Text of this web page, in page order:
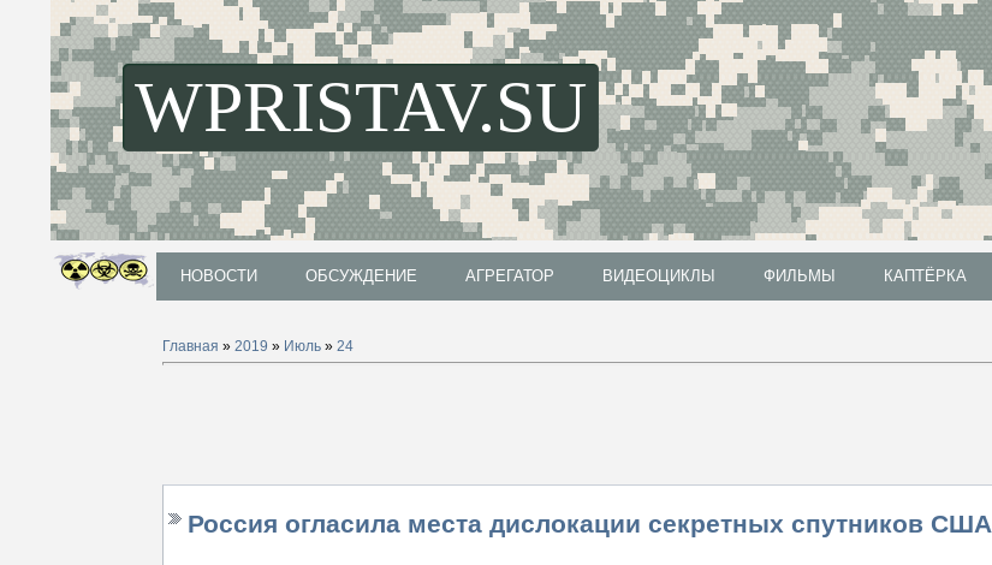
WPRISTAV.SU
НОВОСТИ ОБСУЖДЕНИЕ АГРЕГАТОР ВИДЕОЦИКЛЫ ФИЛЬМЫ КАПТЁРКА
Главная » 2019 » Июль » 24
Россия огласила места дислокации секретных спутников США